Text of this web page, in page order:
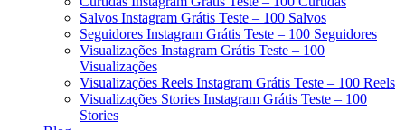
Salvos Instagram Grátis Teste – 100 Salvos
Seguidores Instagram Grátis Teste – 100 Seguidores
Visualizações Instagram Grátis Teste – 100
Visualizações
Visualizações Reels Instagram Grátis Teste – 100 Reels
Visualizações Stories Instagram Grátis Teste – 100
Stories